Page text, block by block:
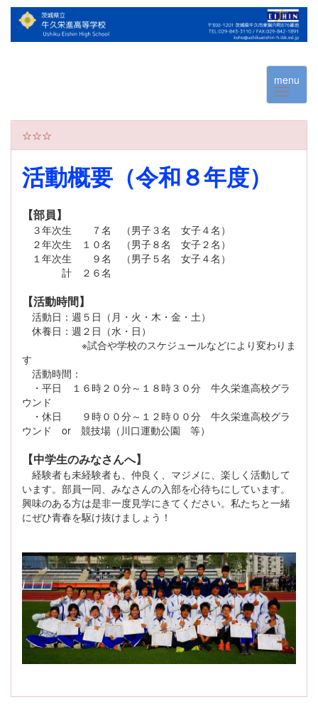
menu
☆☆☆
活動概要（令和８年度）
【部員】
３年次生 ７名 （男子３名 女子４名）
２年次生 １０名 （男子８名 女子２名）
１年次生 ９名 （男子５名 女子４名）
計 ２６名
【活動時間】
活動日：週５日（月・火・木・金・土）
休養日：週２日（水・日）
※試合や学校のスケジュールなどにより変わりま
す
活動時間：
・平日 １６時２０分～１８時３０分 牛久栄進高校グラ
ウンド
・休日 ９時００分～１２時００分 牛久栄進高校グラ
ウンド or 競技場（川口運動公園 等）
【中学生のみなさんへ】
経験者も未経験者も、仲良く、マジメに、楽しく活動して
います。部員一同、みなさんの入部を心待ちにしています。
興味のある方は是非一度見学にきてください。私たちと一緒
にぜひ青春を駆け抜けましょう！